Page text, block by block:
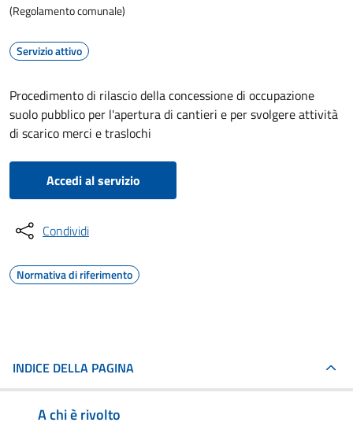
(Regolamento comunale)
Servizio attivo
Procedimento di rilascio della concessione di occupazione
suolo pubblico per l'apertura di cantieri e per svolgere attività
di scarico merci e traslochi
Accedi al servizio
Condividi
Normativa di riferimento
INDICE DELLA PAGINA
A chi è rivolto